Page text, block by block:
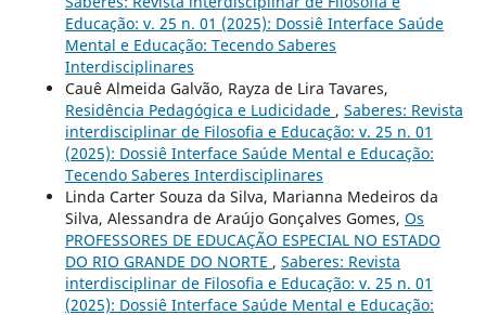
Educação: v. 25 n. 01 (2025): Dossiê Interface Saúde
Mental e Educação: Tecendo Saberes
Interdisciplinares
Cauê Almeida Galvão, Rayza de Lira Tavares,
Residência Pedagógica e Ludicidade , Saberes: Revista
interdisciplinar de Filosofia e Educação: v. 25 n. 01
(2025): Dossiê Interface Saúde Mental e Educação:
Tecendo Saberes Interdisciplinares
Linda Carter Souza da Silva, Marianna Medeiros da
Silva, Alessandra de Araújo Gonçalves Gomes, Os
PROFESSORES DE EDUCAÇÃO ESPECIAL NO ESTADO
DO RIO GRANDE DO NORTE , Saberes: Revista
interdisciplinar de Filosofia e Educação: v. 25 n. 01
(2025): Dossiê Interface Saúde Mental e Educação: